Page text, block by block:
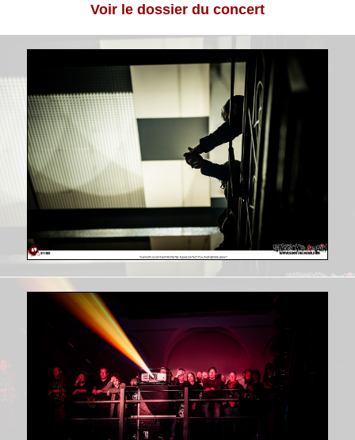
Voir le dossier du concert